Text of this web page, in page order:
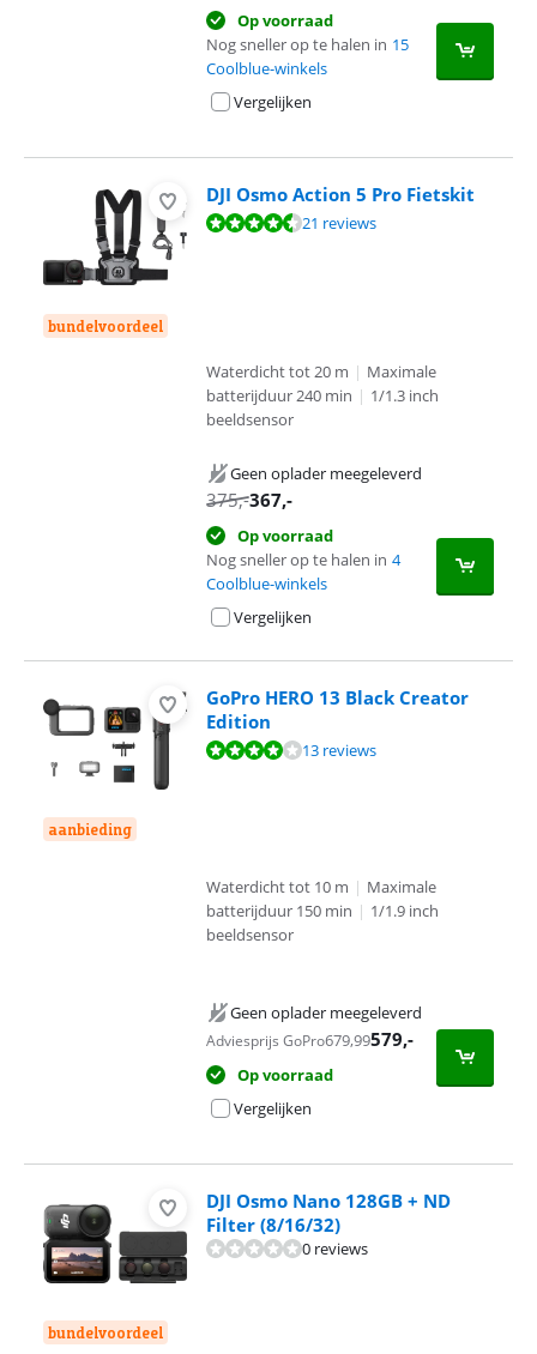
Op voorraad
Nog sneller op te halen in 15
Coolblue-winkels
Vergelijken
bundelvoordeel
DJI Osmo Action 5 Pro Fietskit
Beoordeling is 8,8 van de 10, gebaseerd op 21 reviews.
21 reviews
Waterdicht tot 20 m | Maximale
batterijduur 240 min | 1/1.3 inch
beeldsensor
Geen oplader meegeleverd
375,-367,-
Op voorraad
Nog sneller op te halen in 4
Coolblue-winkels
Vergelijken
aanbieding
GoPro HERO 13 Black Creator
Edition
Beoordeling is 8,4 van de 10, gebaseerd op 13 reviews.
13 reviews
Waterdicht tot 10 m | Maximale
batterijduur 150 min | 1/1.9 inch
beeldsensor
Geen oplader meegeleverd
Adviesprijs GoPro679,99579,-
Op voorraad
Vergelijken
bundelvoordeel
DJI Osmo Nano 128GB + ND
Filter (8/16/32)
0 reviews